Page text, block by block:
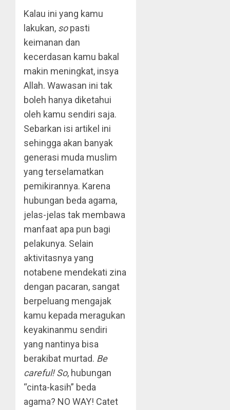
Kalau ini yang kamu
lakukan, sopasti
keimanan dan
kecerdasan kamu bakal
makin meningkat, insya
Allah. Wawasan ini tak
boleh hanya diketahui
oleh kamu sendiri saja.
Sebarkan isi artikel ini
sehingga akan banyak
generasi muda muslim
yang terselamatkan
pemikirannya. Karena
hubungan beda agama,
jelas-jelas tak membawa
manfaat apa pun bagi
pelakunya. Selain
aktivitasnya yang
notabene mendekati zina
dengan pacaran, sangat
berpeluang mengajak
kamu kepada meragukan
keyakinanmu sendiri
yang nantinya bisa
berakibat murtad. Be
careful! So, hubungan
“cinta-kasih” beda
agama? NO WAY! Catet